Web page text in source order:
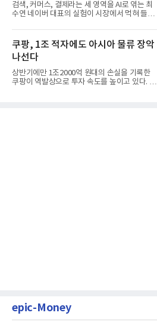
검색, 커머스, 결제라는 세 영역을 AI로 엮는 최
수연 네이버 대표의 실험이 시장에서 먹혀 들어
쿠팡, 1조 적자에도 아시아 물류 장악
나선다
상반기에만 1조2000억 원대의 손실을 기록한
쿠팡이 역발상으로 투자 속도를 높이고 있다. 이
epic-Money